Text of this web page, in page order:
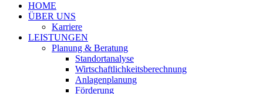
HOME
ÜBER UNS
Karriere
LEISTUNGEN
Planung & Beratung
Standortanalyse
Wirtschaftlichkeitsberechnung
Anlagenplanung
Förderung